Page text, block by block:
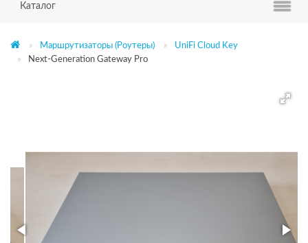
Каталог
Маршрутизаторы (Роутеры)
UniFi Cloud Key
Next-Generation Gateway Pro